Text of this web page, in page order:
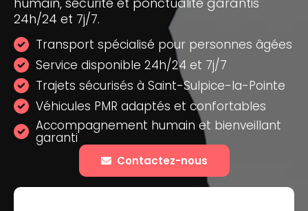
24h/24 et 7j/7.
Transport spécialisé pour personnes âgées
Service disponible 24h/24 et 7j/7
Trajets sécurisés à Saint-Sulpice-la-Pointe
Véhicules PMR adaptés et confortables
Accompagnement humain et bienveillant
garanti
Contactez-nous